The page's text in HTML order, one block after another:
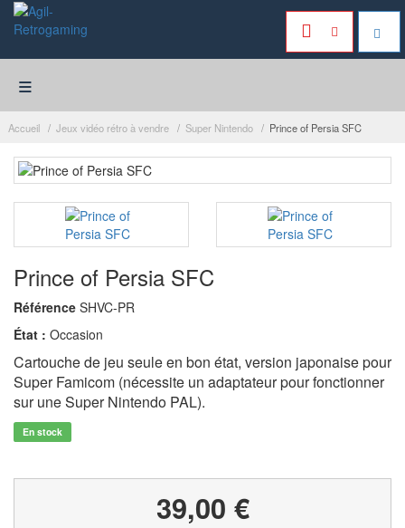
≡
Accueil Jeux vidéo rétro à vendre Super Nintendo Prince of Persia SFC
Prince of Persia SFC
Référence SHVC-PR
État : Occasion
Cartouche de jeu seule en bon état, version japonaise pour
Super Famicom (nécessite un adaptateur pour fonctionner
sur une Super Nintendo PAL).
En stock
39,00 €